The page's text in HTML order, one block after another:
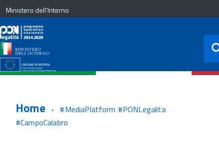
Ministero dell'Interno
Home
#MediaPlatform #PONLegalita
#CampoCalabro